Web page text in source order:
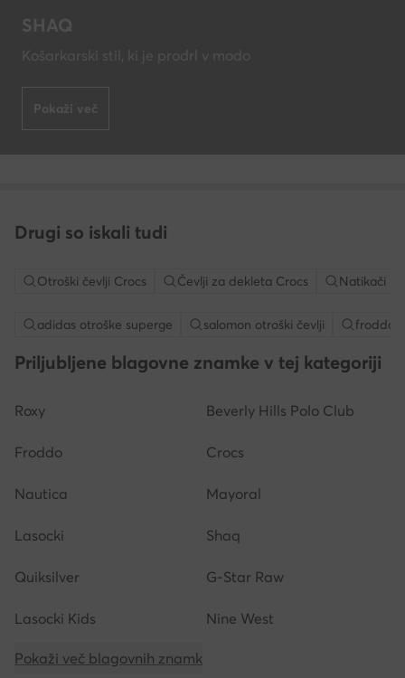
SHAQ
Košarkarski stil, ki je prodrl v modo
Pokaži več
Drugi so iskali tudi
Otroški čevlji Crocs Čevlji za dekleta Crocs Natikači in
adidas otroške superge salomon otroški čevlji froddo
Priljubljene blagovne znamke v tej kategoriji
Roxy Beverly Hills Polo Club
Froddo Crocs
Nautica Mayoral
Lasocki Shaq
Quiksilver G-Star Raw
Lasocki Kids Nine West
Pokaži več blagovnih znamk